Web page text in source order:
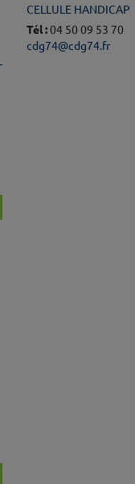
CELLULE HANDICAP
Tél :04 50 09 53 70
cdg74@cdg74.fr